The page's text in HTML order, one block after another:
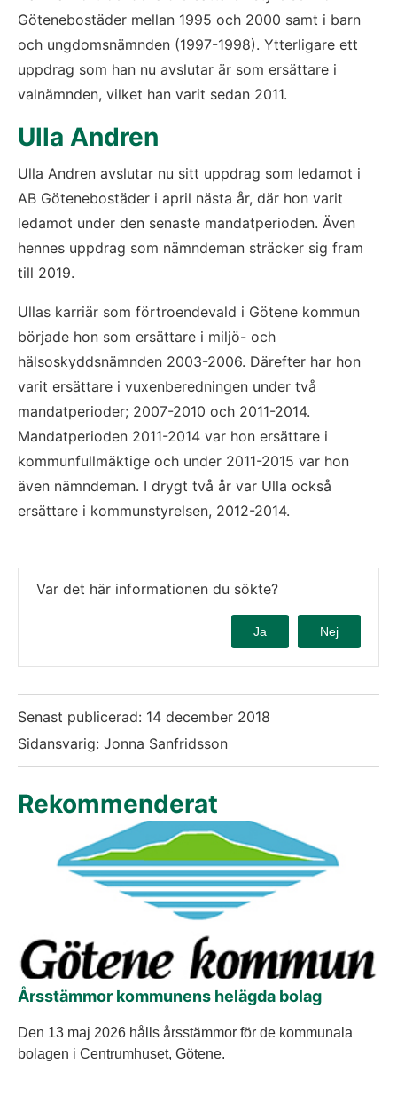
Götenebostäder mellan 1995 och 2000 samt i barn
och ungdomsnämnden (1997-1998). Ytterligare ett
uppdrag som han nu avslutar är som ersättare i
valnämnden, vilket han varit sedan 2011.
Ulla Andren
Ulla Andren avslutar nu sitt uppdrag som ledamot i
AB Götenebostäder i april nästa år, där hon varit
ledamot under den senaste mandatperioden. Även
hennes uppdrag som nämndeman sträcker sig fram
till 2019.
Ullas karriär som förtroendevald i Götene kommun
började hon som ersättare i miljö- och
hälsoskyddsnämnden 2003-2006. Därefter har hon
varit ersättare i vuxenberedningen under två
mandatperioder; 2007-2010 och 2011-2014.
Mandatperioden 2011-2014 var hon ersättare i
kommunfullmäktige och under 2011-2015 var hon
även nämndeman. I drygt två år var Ulla också
ersättare i kommunstyrelsen, 2012-2014.
Var det här informationen du sökte?
Ja Nej
Senast publicerad: 14 december 2018
Sidansvarig: Jonna Sanfridsson
Rekommenderat
Årsstämmor kommunens helägda bolag
Den 13 maj 2026 hålls årsstämmor för de kommunala
bolagen i Centrumhuset, Götene.